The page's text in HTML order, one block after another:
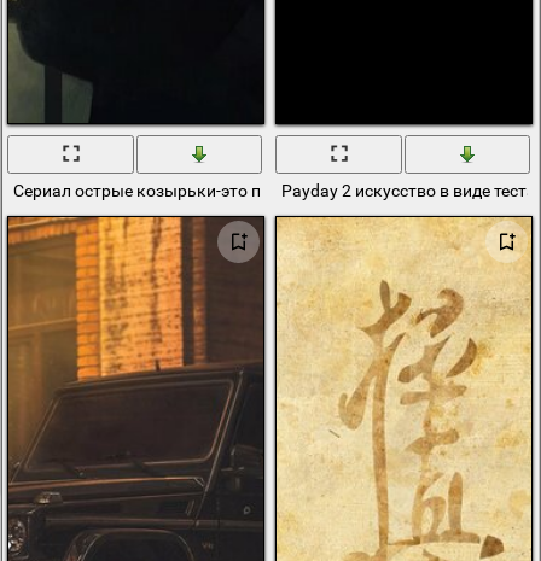
Сериал острые козырьки-это просто искусство
Payday 2 искусство в виде